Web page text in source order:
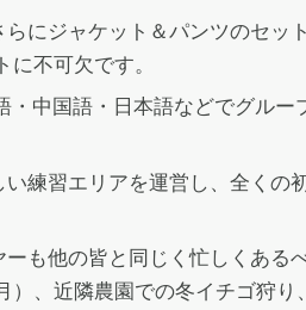
にジャケット＆パンツのセッ
不可欠です。
中国語・日本語などでグルー
練習エリアを運営し、全くの
も他の皆と同じく忙しくある
、近隣農園での冬イチゴ狩り